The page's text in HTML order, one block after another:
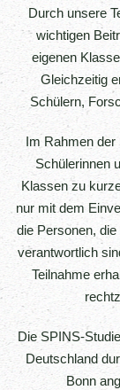
Durch unsere
wichtigen
eigenen
Gleichzeitig
Schülern,
Im Rahmen der
Schülerinnen
Klassen zu
nur mit dem
die Personen,
verantwortlich
Teilnahme
Die SPINS-
Deutschland
Bonn